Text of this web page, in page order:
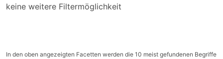
keine weitere Filtermöglichkeit
In den oben angezeigten Facetten werden die 10 meist gefundenen Begriffe